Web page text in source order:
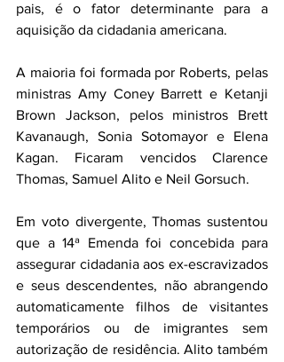
pais, é o fator determinante para a
aquisição da cidadania americana.
A maioria foi formada por Roberts, pelas
ministras Amy Coney Barrett e Ketanji
Brown Jackson, pelos ministros Brett
Kavanaugh, Sonia Sotomayor e Elena
Kagan. Ficaram vencidos Clarence
Thomas, Samuel Alito e Neil Gorsuch.
Em voto divergente, Thomas sustentou
que a 14ª Emenda foi concebida para
assegurar cidadania aos ex-escravizados
e seus descendentes, não abrangendo
automaticamente filhos de visitantes
temporários ou de imigrantes sem
autorização de residência. Alito também